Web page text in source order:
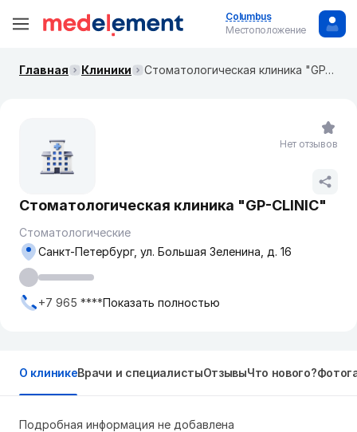
Columbus
Местоположение
Главная Клиники Стоматологическая клиника "GP-CLINIC"
Стоматологическая клиника "GP-CLINIC"
Стоматологические
Санкт-Петербург, ул. Большая Зеленина, д. 16
+7 965 ****Показать полностью
Нет отзывов
О клиникеВрачи и специалистыОтзывыЧто нового?
Подробная информация не добавлена